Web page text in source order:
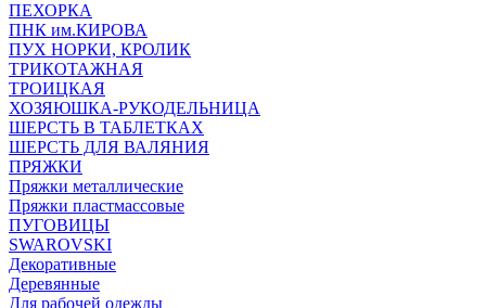
ПЕХОРКА
ПНК им.КИРОВА
ПУХ НОРКИ, КРОЛИК
ТРИКОТАЖНАЯ
ТРОИЦКАЯ
ХОЗЯЮШКА-РУКОДЕЛЬНИЦА
ШЕРСТЬ В ТАБЛЕТКАХ
ШЕРСТЬ ДЛЯ ВАЛЯНИЯ
ПРЯЖКИ
Пряжки металлические
Пряжки пластмассовые
ПУГОВИЦЫ
SWAROVSKI
Декоративные
Деревянные
Для рабочей одежды